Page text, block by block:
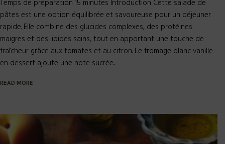
Temps de préparation 15 minutes Introduction Cette salade de
pâtes est une option équilibrée et savoureuse pour un déjeuner
rapide. Elle combine des glucides complexes, des protéines
maigres et des lipides sains, tout en apportant une touche de
fraîcheur grâce aux tomates et au citron. Le fromage blanc vanille
en dessert ajoute une note sucrée...
READ MORE